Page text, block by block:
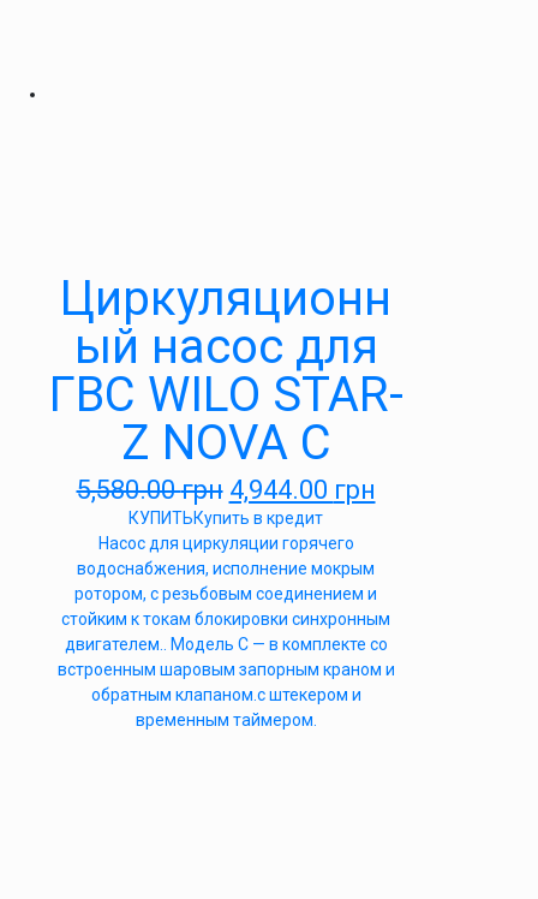
Циркуляционн
ый насос для
ГВС WILO STAR-
Z NOVA C
5,580.00грн 4,944.00 грн
КУПИТЬКупить в кредит
Насос для циркуляции горячего
водоснабжения, исполнение мокрым
ротором, с резьбовым соединением и
стойким к токам блокировки синхронным
двигателем.. Модель С — в комплекте со
встроенным шаровым запорным краном и
обратным клапаном.с штекером и
временным таймером.